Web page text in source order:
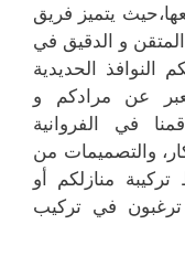
يتميز فريق
و الدقيق في
الحديدية
عن مرادكم و
في الفروانية
والتصميمات من
تركيبة منازلكم أو
ترغبون في تركيب